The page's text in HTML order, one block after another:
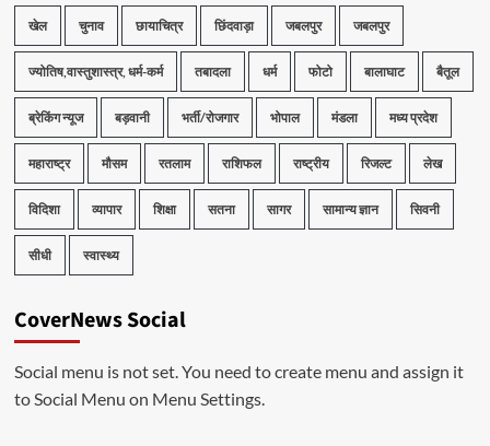
खेल चुनाव छायाचित्र छिंदवाड़ा जबलपुर जबलपुर
ज्योतिष,वास्तुशास्त्र, धर्म-कर्म तबादला धर्म फोटो बालाघाट बैतूल
ब्रेकिंग न्यूज बड़वानी भर्ती/रोजगार भोपाल मंडला मध्य प्रदेश
महाराष्ट्र मौसम रतलाम राशिफल राष्ट्रीय रिजल्ट लेख
विदिशा व्यापार शिक्षा सतना सागर सामान्य ज्ञान सिवनी
सीधी स्वास्थ्य
CoverNews Social
Social menu is not set. You need to create menu and assign it
to Social Menu on Menu Settings.